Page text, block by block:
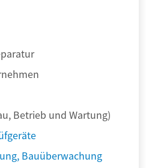
Betrieb und Wartung)
Bauüberwachung